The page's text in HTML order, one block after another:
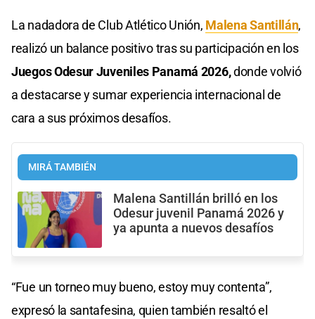
La nadadora de Club Atlético Unión, Malena Santillán,
realizó un balance positivo tras su participación en los
Juegos Odesur Juveniles Panamá 2026,donde volvió
a destacarse y sumar experiencia internacional de
cara a sus próximos desafíos.
MIRÁ TAMBIÉN
Malena Santillán brilló en los
Odesur juvenil Panamá 2026 y
ya apunta a nuevos desafíos
“Fue un torneo muy bueno, estoy muy contenta”,
expresó la santafesina, quien también resaltó el